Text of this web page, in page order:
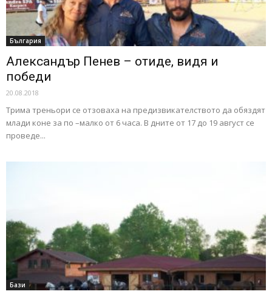
България
Александър Пенев – отиде, видя и
победи
20.08.2018
Трима треньори се отзоваха на предизвикателството да обяздят
млади коне за по –малко от 6 часа. В дните от 17 до 19 август се
проведе...
Бази